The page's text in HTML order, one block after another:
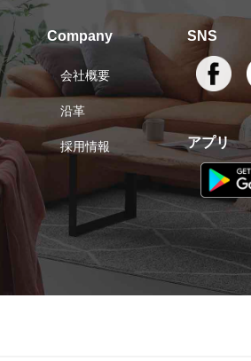
Company
会社概要
沿革
採用情報
SNS
アプリ